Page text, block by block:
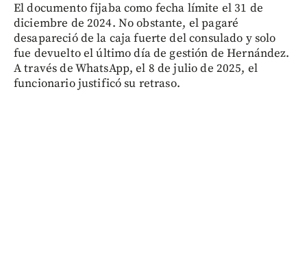
El documento fijaba como fecha límite el 31 de
diciembre de 2024. No obstante, el pagaré
desapareció de la caja fuerte del consulado y solo
fue devuelto el último día de gestión de Hernández.
A través de WhatsApp, el 8 de julio de 2025, el
funcionario justificó su retraso.